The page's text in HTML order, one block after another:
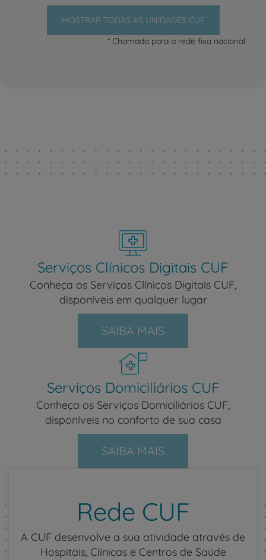
MOSTRAR TODAS AS UNIDADES CUF
* Chamada para a rede fixa nacional
Serviços Clínicos Digitais CUF
Conheça os Serviços Clínicos Digitais CUF,
disponíveis em qualquer lugar
SAIBA MAIS
Serviços Domiciliários CUF
Conheça os Serviços Domiciliários CUF,
disponíveis no conforto de sua casa
SAIBA MAIS
Rede CUF
A CUF desenvolve a sua atividade através de
Hospitais, Clínicas e Centros de Saúde